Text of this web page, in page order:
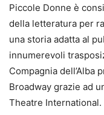
Piccole Donne è
della letteratura per
una storia adatta al
innumerevoli
Compagnia dell’Alba
Broadway grazie ad
Theatre International.